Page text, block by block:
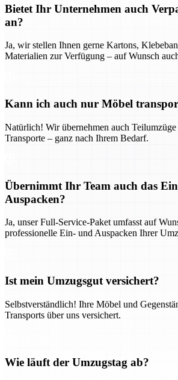
Bietet Ihr Unternehmen auch
an?
Ja, wir stellen Ihnen gerne Kartons,
Materialien zur Verfügung – auf Wunsch
Kann ich auch nur Möbel
Natürlich! Wir übernehmen auch Teilumzüge
Transporte – ganz nach Ihrem Bedarf.
Übernimmt Ihr Team auch das
Auspacken?
Ja, unser Full-Service-Paket umfasst auf
professionelle Ein- und Auspacken Ihrer
Ist mein Umzugsgut versichert?
Selbstverständlich! Ihre Möbel und
Transports über uns versichert.
Wie läuft der Umzugstag ab?